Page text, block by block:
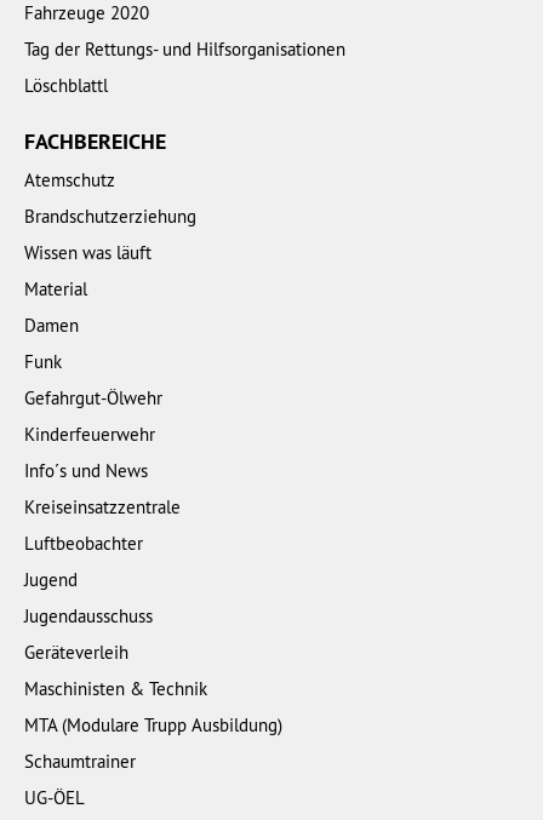
Fahrzeuge 2020
Tag der Rettungs- und Hilfsorganisationen
Löschblattl
FACHBEREICHE
Atemschutz
Brandschutzerziehung
Wissen was läuft
Material
Damen
Funk
Gefahrgut-Ölwehr
Kinderfeuerwehr
Info´s und News
Kreiseinsatzzentrale
Luftbeobachter
Jugend
Jugendausschuss
Geräteverleih
Maschinisten & Technik
MTA (Modulare Trupp Ausbildung)
Schaumtrainer
UG-ÖEL